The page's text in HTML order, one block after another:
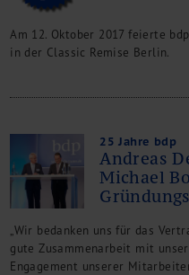
Am 12. Oktober 2017 feierte
in der Classic Remise Berlin.
25 Jahre bdp
Andreas
Michael
„Wir bedanken uns für das
gute Zusammenarbeit mit
Engagement unserer